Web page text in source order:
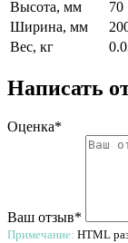
Высота, мм
70
Ширина, мм
Вес, кг
Написать
Оценка*
Ваш отзыв*
Примечание: HTML